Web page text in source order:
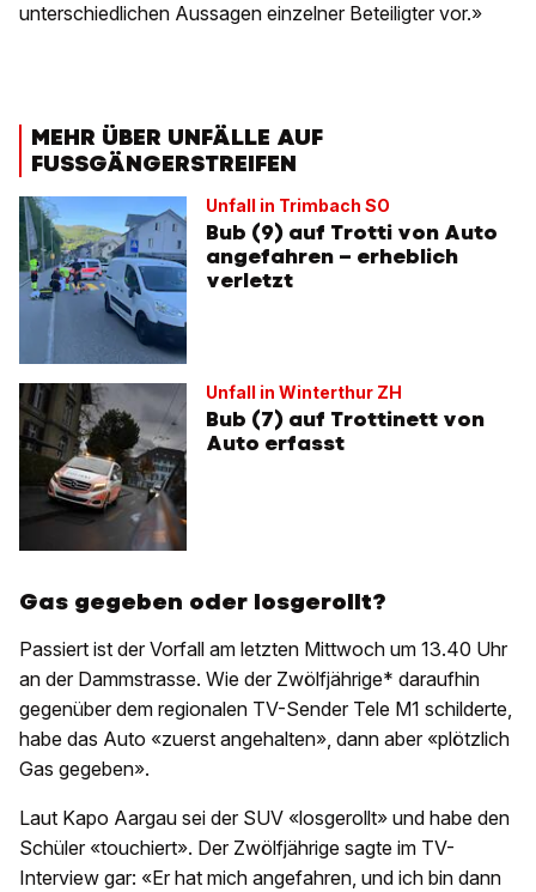
unterschiedlichen Aussagen einzelner Beteiligter vor.»
MEHR ÜBER UNFÄLLE AUF
FUSSGÄNGERSTREIFEN
Unfall in Trimbach SO
Bub (9) auf Trotti von Auto
angefahren – erheblich
verletzt
Unfall in Winterthur ZH
Bub (7) auf Trottinett von
Auto erfasst
Gas gegeben oder losgerollt?
Passiert ist der Vorfall am letzten Mittwoch um 13.40 Uhr
an der Dammstrasse. Wie der Zwölfjährige* daraufhin
gegenüber dem regionalen TV-Sender Tele M1 schilderte,
habe das Auto «zuerst angehalten», dann aber «plötzlich
Gas gegeben».
Laut Kapo Aargau sei der SUV «losgerollt» und habe den
Schüler «touchiert». Der Zwölfjährige sagte im TV-
Interview gar: «Er hat mich angefahren, und ich bin dann